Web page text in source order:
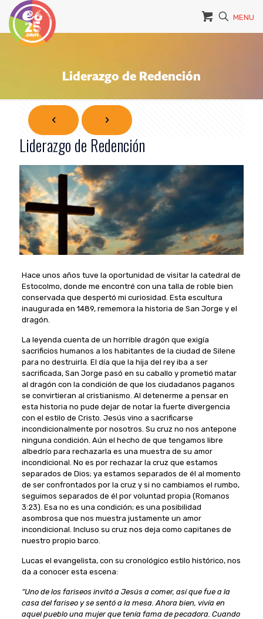
MENU
Liderazgo de Redención
Liderazgo de Redención
Hace unos años tuve la oportunidad de visitar la catedral de
Estocolmo, donde me encontré con una talla de roble bien
conservada que despertó mi curiosidad. Esta escultura
inaugurada en 1489, rememora la historia de San Jorge y el
dragón.
La leyenda cuenta de un horrible dragón que exigía
sacrificios humanos a los habitantes de la ciudad de Silene
para no destruirla. El día que la hija del rey iba a ser
sacrificada, San Jorge pasó en su caballo y prometió matar
al dragón con la condición de que los ciudadanos paganos
se convirtieran al cristianismo. Al detenerme a pensar en
esta historia no pude dejar de notar la fuerte divergencia
con el estilo de Cristo. Jesús vino a sacrificarse
incondicionalmente por nosotros. Su cruz no nos antepone
ninguna condición. Aún el hecho de que tengamos libre
albedrío para rechazarla es una muestra de su amor
incondicional. No es por rechazar la cruz que estamos
separados de Dios; ya estamos separados de él al momento
de ser confrontados por la cruz y si no cambiamos el rumbo,
seguimos separados de él por voluntad propia (Romanos
3:23). Esa no es una condición; es una posibilidad
asombrosa que nos muestra justamente un amor
incondicional. Incluso su cruz nos deja como capitanes de
nuestro propio barco.
Lucas el evangelista, con su cronológico estilo histórico, nos
da a conocer esta escena:
“Uno de los fariseos invitó a Jesús a comer, así que fue a la
casa del fariseo y se sentó a la mesa. Ahora bien, vivía en
aquel pueblo una mujer que tenía fama de pecadora. Cuando